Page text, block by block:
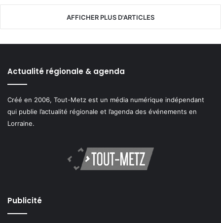
AFFICHER PLUS D'ARTICLES
Actualité régionale & agenda
Créé en 2006, Tout-Metz est un média numérique indépendant
qui publie l’actualité régionale et l’agenda des événements en
Lorraine.
Publicité